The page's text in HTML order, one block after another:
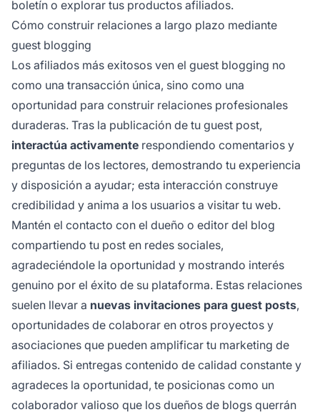
boletín o explorar tus productos afiliados.
Cómo construir relaciones a largo plazo mediante
guest blogging
Los afiliados más exitosos ven el guest blogging no
como una transacción única, sino como una
oportunidad para construir relaciones profesionales
duraderas. Tras la publicación de tu guest post,
interactúa activamente respondiendo comentarios y
preguntas de los lectores, demostrando tu experiencia
y disposición a ayudar; esta interacción construye
credibilidad y anima a los usuarios a visitar tu web.
Mantén el contacto con el dueño o editor del blog
compartiendo tu post en redes sociales,
agradeciéndole la oportunidad y mostrando interés
genuino por el éxito de su plataforma. Estas relaciones
suelen llevar a nuevas invitaciones para guest posts,
oportunidades de colaborar en otros proyectos y
asociaciones que pueden amplificar tu marketing de
afiliados. Si entregas contenido de calidad constante y
agradeces la oportunidad, te posicionas como un
colaborador valioso que los dueños de blogs querrán